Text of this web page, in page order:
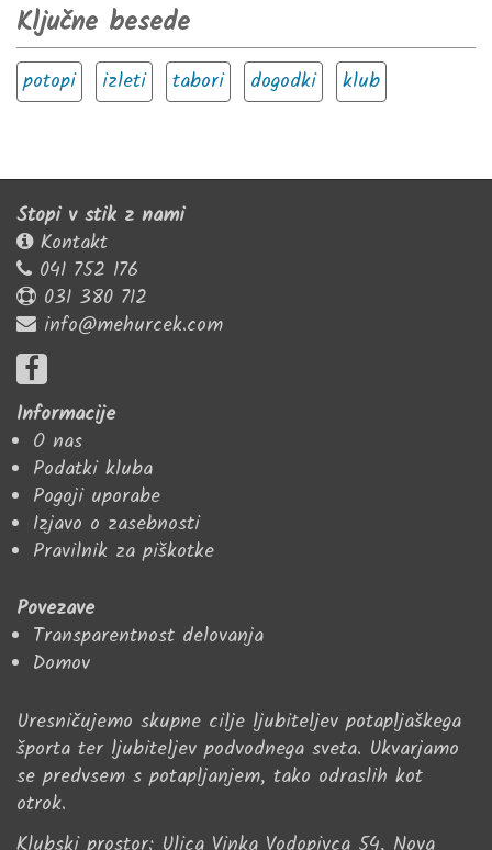
Ključne besede
potopi izleti tabori dogodki klub
Stopi v stik z nami
Kontakt
041 752 176
031 380 712
info@mehurcek.com
Informacije
O nas
Podatki kluba
Pogoji uporabe
Izjavo o zasebnosti
Pravilnik za piškotke
Povezave
Transparentnost delovanja
Domov
Uresničujemo skupne cilje ljubiteljev potapljaškega
športa ter ljubiteljev podvodnega sveta. Ukvarjamo
se predvsem s potapljanjem, tako odraslih kot
otrok.